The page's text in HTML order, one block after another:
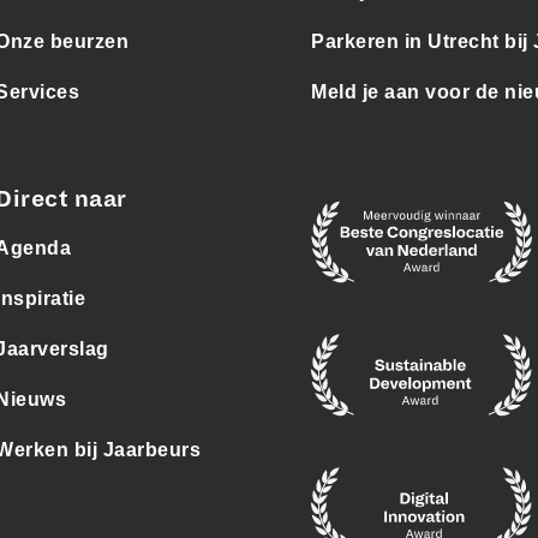
beurzen
naar
bij Jaarbeurs
Parkeren in Utrecht bij
Meld je aan voor de